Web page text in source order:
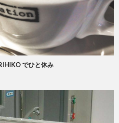
でひと休み